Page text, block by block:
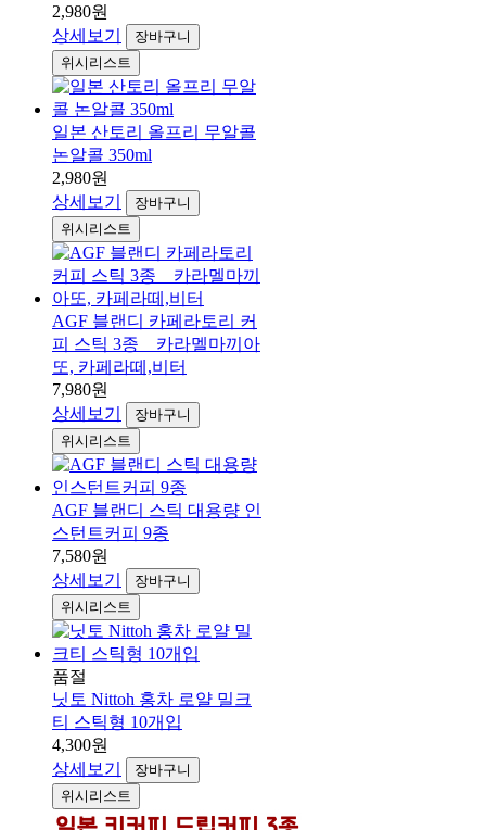
2,980원
상세보기
장바구니
위시리스트
일본 산토리 올프리 무알콜
논알콜 350ml
2,980원
상세보기
장바구니
위시리스트
AGF 블랜디 카페라토리 커
피 스틱 3종 _ 카라멜마끼아
또, 카페라떼,비터
7,980원
상세보기
장바구니
위시리스트
AGF 블랜디 스틱 대용량 인
스턴트커피 9종
7,580원
상세보기
장바구니
위시리스트
품절
닛토 Nittoh 홍차 로얄 밀크
티 스틱형 10개입
4,300원
상세보기
장바구니
위시리스트